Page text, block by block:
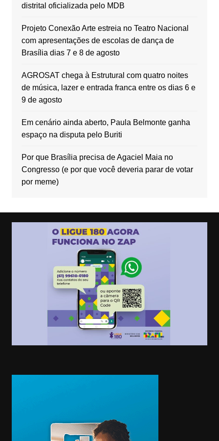
distrital oficializada pelo MDB
Projeto Conexão Arte estreia no Teatro Nacional
com apresentações de escolas de dança de
Brasília dias 7 e 8 de agosto
AGROSAT chega à Estrutural com quatro noites
de música, lazer e entrada franca entre os dias 6 e
9 de agosto
Em cenário ainda aberto, Paula Belmonte ganha
espaço na disputa pelo Buriti
Por que Brasília precisa de Agaciel Maia no
Congresso (e por que você deveria parar de votar
por meme)